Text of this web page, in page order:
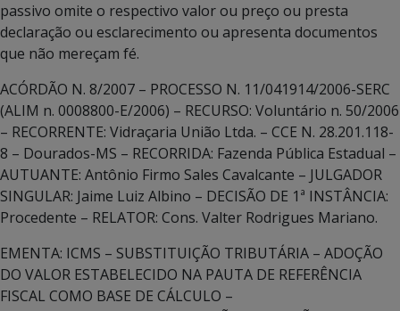
passivo omite o respectivo valor ou preço ou presta
declaração ou esclarecimento ou apresenta documentos
que não mereçam fé.
ACÓRDÃO N. 8/2007 – PROCESSO N. 11/041914/2006-SERC
(ALIM n. 0008800-E/2006) – RECURSO: Voluntário n. 50/2006
– RECORRENTE: Vidraçaria União Ltda. – CCE N. 28.201.118-
8 – Dourados-MS – RECORRIDA: Fazenda Pública Estadual –
AUTUANTE: Antônio Firmo Sales Cavalcante – JULGADOR
SINGULAR: Jaime Luiz Albino – DECISÃO DE 1ª INSTÂNCIA:
Procedente – RELATOR: Cons. Valter Rodrigues Mariano.
EMENTA: ICMS – SUBSTITUIÇÃO TRIBUTÁRIA – ADOÇÃO
DO VALOR ESTABELECIDO NA PAUTA DE REFERÊNCIA
FISCAL COMO BASE DE CÁLCULO –